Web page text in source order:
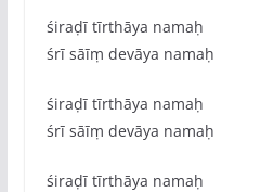
śiraḍī tīrthāya namaḥ
śrī sāīṃ devāya namaḥ
śiraḍī tīrthāya namaḥ
śrī sāīṃ devāya namaḥ
śiraḍī tīrthāya namaḥ